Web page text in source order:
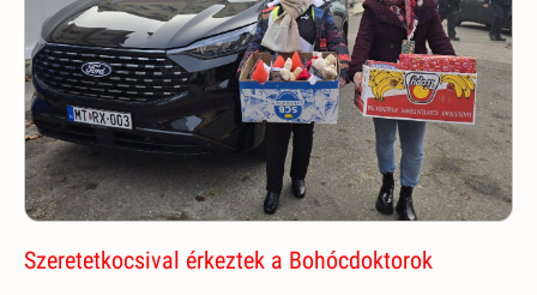
Szeretetkocsival érkeztek a Bohócdoktorok